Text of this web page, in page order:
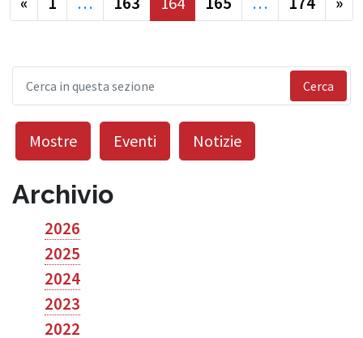
Cerca
Mostre Eventi Notizie
Archivio
2026
2025
2024
2023
2022